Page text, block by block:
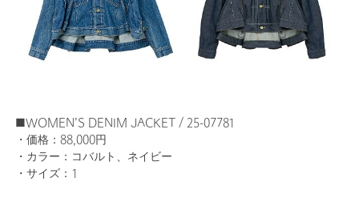
■WOMEN’S DENIM JACKET / 25-07781
・価格：88,000円
・カラー：コバルト、ネイビー
・サイズ：1